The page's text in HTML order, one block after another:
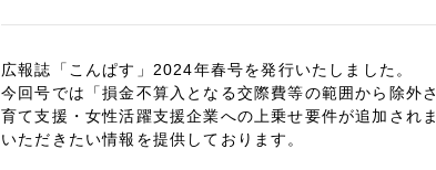
広報誌「こんぱす」2024年春号を発行いたしました。
今回号では「損金不算入となる交際費等の範囲から除外
育て支援・女性活躍支援企業への上乗せ要件が追加され
いただきたい情報を提供しております。